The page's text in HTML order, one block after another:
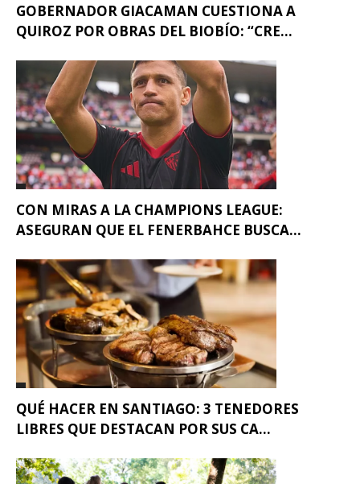
GOBERNADOR GIACAMAN CUESTIONA A
QUIROZ POR OBRAS DEL BIOBÍO: “CRE...
CON MIRAS A LA CHAMPIONS LEAGUE:
ASEGURAN QUE EL FENERBAHCE BUSCA...
QUÉ HACER EN SANTIAGO: 3 TENEDORES
LIBRES QUE DESTACAN POR SUS CA...